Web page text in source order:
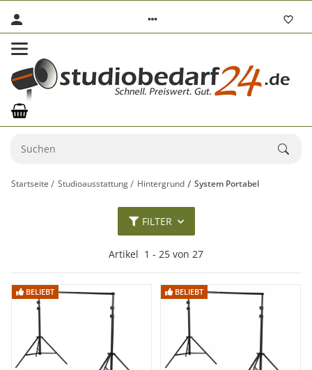
Startseite Studioausstattung Hintergrund System Portabel
FILTER
Artikel 1 - 27 von 27
BELIEBT
BELIEBT BELIEBT
BELIEBT